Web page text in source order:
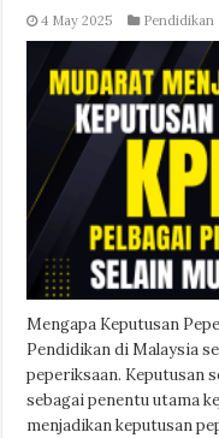
4 May 2025 Pendidikan
Mengapa Keputusan
Pendidikan di Malaysia
peperiksaan. Keputusan
sebagai penentu utama
menjadikan keputusan